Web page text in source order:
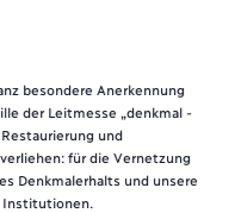
besondere Anerkennung
der Leitmesse „denkmal -
und
für die Vernetzung
Denkmalerhalts und unsere
Institutionen.